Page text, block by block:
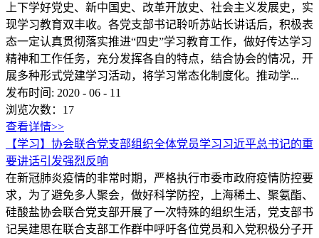
上下学好党史、新中国史、改革开放史、社会主义发展史，实
现学习教育双丰收。各党支部书记聆听苏站长讲话后，积极表
态一定认真贯彻落实推进“四史”学习教育工作，做好传达学习
精神和工作任务，充分发挥各自的特点，结合协会的情况，开
展多种形式党建学习活动，将学习常态化制度化。推动学...
发布时间: 2020 - 06 - 11
浏览次数： 17
查看详情>>
【学习】协会联合党支部组织全体党员学习习近平总书记的重
要讲话引发强烈反响
在新冠肺炎疫情的非常时期，严格执行市委市政府疫情防控要
求，为了避免多人聚会，做好科学防控，上海稀土、聚氨酯、
硅酸盐协会联合党支部开展了一次特殊的组织生活，党支部书
记吴建思在联合支部工作群中呼吁各位党员和入党积极分子开